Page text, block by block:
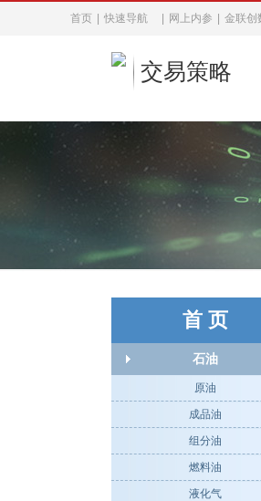
首页 快速导航 网上内参 金联创
交易策略
首 页
石油
原油
成品油
组分油
燃料油
液化气